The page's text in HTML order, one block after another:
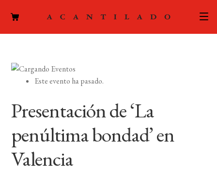
PODCAST
LA EDITORIAL
Este evento ha pasado.
Presentación de ‘La
penúltima bondad’ en
Valencia